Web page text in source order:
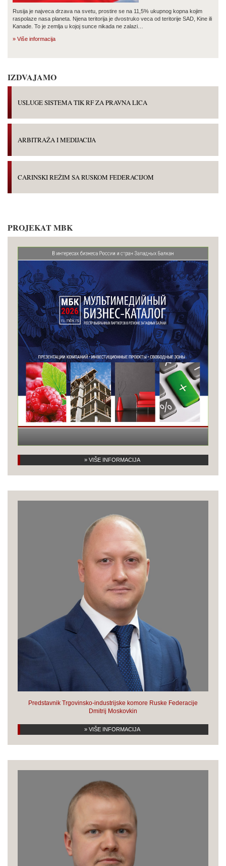
Rusija je najveca drzava na svetu, prostire se na 11,5% ukupnog kopna kojim
raspolaze nasa planeta. Njena teritorija je dvostruko veca od teritorije SAD, Kine ili
Kanade. To je zemlja u kojoj sunce nikada ne zalazi…
» Više informacija
IZDVAJAMO
USLUGE SISTEMA TIK RF ZA PRAVNA LICA
ARBITRAŽA I MEDIJACIJA
CARINSKI REŽIM SA RUSKOM FEDERACIJOM
PROJEKAT MBK
» VIŠE INFORMACIJA
Predstavnik Trgovinsko-industrijske komore Ruske Federacije
Dmitrij Moskovkin
» VIŠE INFORMACIJA